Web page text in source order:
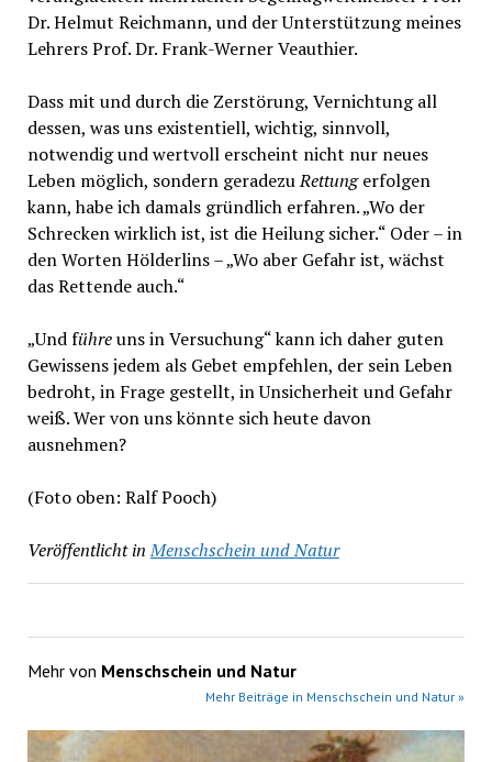
Dr. Helmut Reichmann, und der Unterstützung meines
Lehrers Prof. Dr. Frank-Werner Veauthier.
Dass mit und durch die Zerstörung, Vernichtung all
dessen, was uns existentiell, wichtig, sinnvoll,
notwendig und wertvoll erscheint nicht nur neues
Leben möglich, sondern geradezuRettungerfolgen
kann, habe ich damals gründlich erfahren. „Wo der
Schrecken wirklich ist, ist die Heilung sicher.“ Oder – in
den Worten Hölderlins – „Wo aber Gefahr ist, wächst
das Rettende auch.“
„Und führeuns in Versuchung“ kann ich daher guten
Gewissens jedem als Gebet empfehlen, der sein Leben
bedroht, in Frage gestellt, in Unsicherheit und Gefahr
weiß. Wer von uns könnte sich heute davon
ausnehmen?
(Foto oben: Ralf Pooch)
Veröffentlicht in Menschschein und Natur
Mehr von Menschschein und Natur
Mehr Beiträge in Menschschein und Natur »